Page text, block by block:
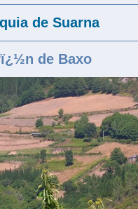
de Suarna
de Baxo